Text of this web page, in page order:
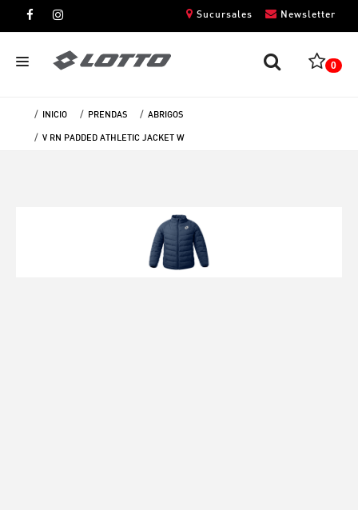
Newsletter
Sucursales
0
CABALLEROS
INICIO PRENDAS ABRIGOS
V RN PADDED ATHLETIC JACKET W